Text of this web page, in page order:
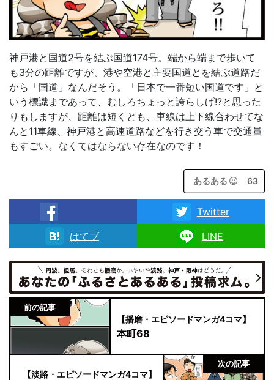
神戸港と国道2号を結ぶ国道174号。端から端まで歩いて
も3分の距離ですが、港や空港と主要国道とを結ぶ道路だ
から「国道」なんだそう。「日本で一番短い国道です」と
いう標識まであって、むしろちょっと誇らしげ!?と思った
りもしますが、距離は短くとも、車線は上下線合わせてな
んと11車線、神戸港と高速道路などを行き交う車で交通量
もすごい。なくてはならない存在なのです！
あるある 63
facebook
Twitter
はてブ
LINE
前の記事
【播磨・エピソードマンガ4コマ】
本町68
次の記事
【淡路・エピソードマンガ4コマ】